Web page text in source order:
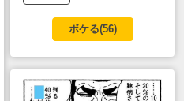
ボケる(56)